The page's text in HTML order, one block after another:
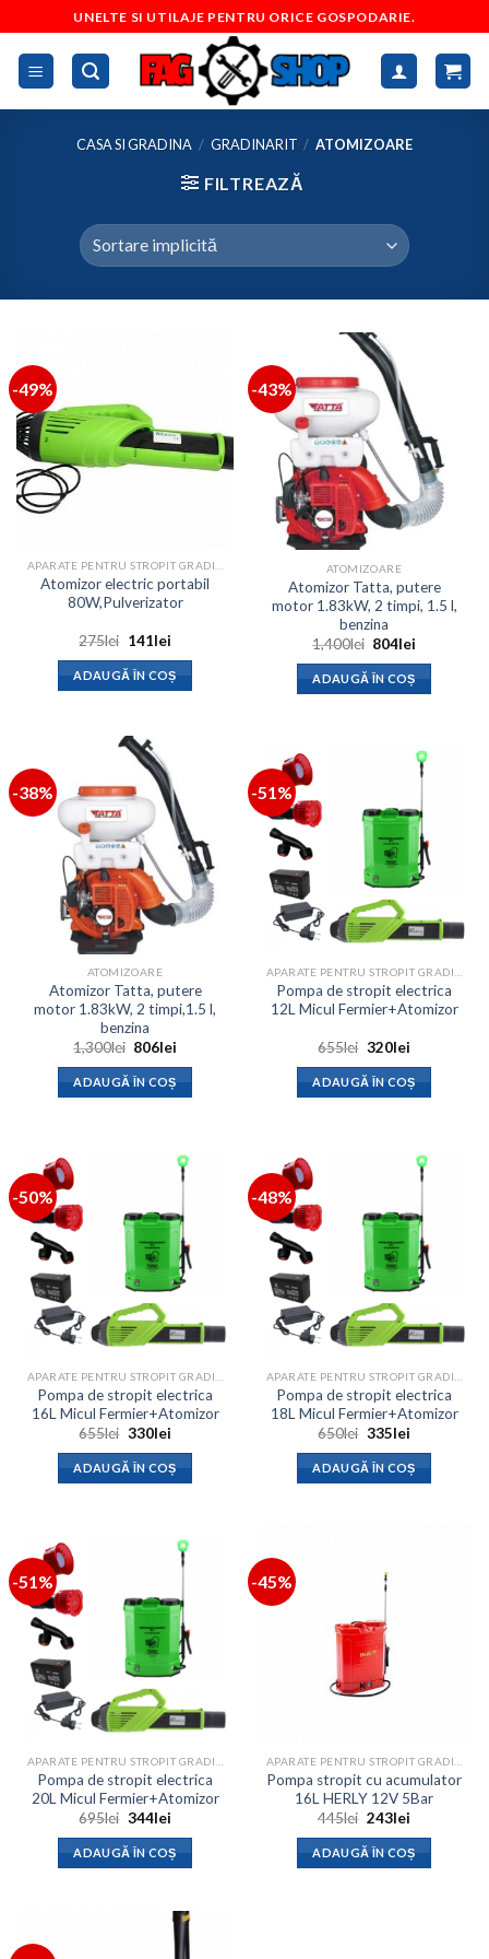
to
content
UNELTE SI UTILAJE PENTRU ORICE GOSPODARIE.
CASA SI GRADINA / GRADINARIT / ATOMIZOARE
FILTREAZĂ
-49%
Atomizor electric portabil
80W,Pulverizator
275lei Prețul
a
fost:
275lei.
141leiPrețul
este:
141lei.
ADAUGĂ ÎN COȘ
-43%
ATOMIZOARE
Atomizor Tatta, putere
motor 1.83kW, 2 timpi, 1.5 l,
benzina
1,400lei Prețul
a
fost:
1,400lei.
804lei
ADAUGĂ ÎN COȘ
-38%
ATOMIZOARE
Atomizor Tatta, putere
motor 1.83kW, 2 timpi,1.5 l,
benzina
1,300lei Prețul
a
fost:
1,300lei.
806lei
ADAUGĂ ÎN COȘ
-51%
Pompa de stropit electrica
12L Micul Fermier+Atomizor
655lei Prețul
a
fost:
655lei.
320leiPrețul
este:
320lei.
ADAUGĂ ÎN COȘ
-50%
Pompa de stropit electrica
16L Micul Fermier+Atomizor
655lei Prețul
a
fost:
655lei.
330leiPrețul
este:
330lei.
ADAUGĂ ÎN COȘ
-48%
Pompa de stropit electrica
18L Micul Fermier+Atomizor
650lei Prețul
a
fost:
650lei.
335leiPrețul
este:
335lei.
ADAUGĂ ÎN COȘ
-51%
Pompa de stropit electrica
20L Micul Fermier+Atomizor
695lei Prețul
a
fost:
695lei.
344leiPrețul
este:
344lei.
ADAUGĂ ÎN COȘ
-45%
Pompa stropit cu acumulator
16L HERLY 12V 5Bar
445lei Prețul
a
fost:
445lei.
243leiPrețul
este:
243lei.
ADAUGĂ ÎN COȘ